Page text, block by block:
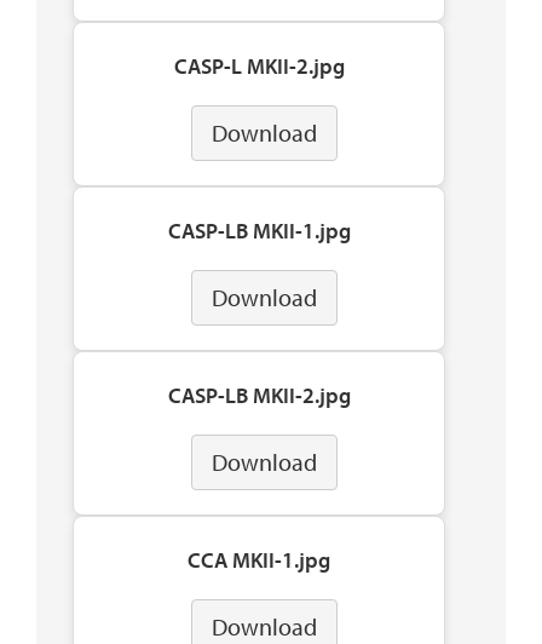
CASP-L MKII-2.jpg
Download
CASP-LB MKII-1.jpg
Download
CASP-LB MKII-2.jpg
Download
CCA MKII-1.jpg
Download